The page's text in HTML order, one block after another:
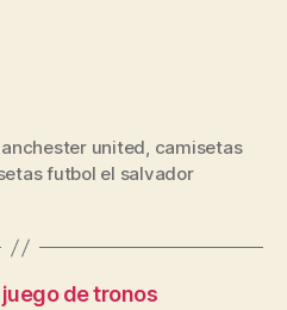
united, camisetas
futbol el salvador
de tronos